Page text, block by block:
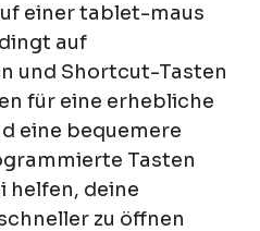
einer tablet-maus
auf
und Shortcut-Tasten
für eine erhebliche
eine bequemere
Tasten
helfen, deine
zu öffnen